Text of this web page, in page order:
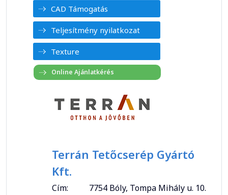
CAD Támogatás
Teljesítmény nyilatkozat
Texture
Terrán Tetőcserép Gyártó
Kft.
Cím:
7754 Bóly, Tompa Mihály u. 10.